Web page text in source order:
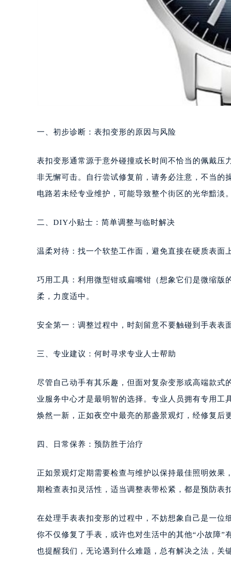
一、初步诊断：表扣变形的原因与风险
表扣变形通常源于意外碰撞或长时间不恰当的佩戴压
非无懈可击。自行尝试修复前，请务必注意，不当的
电路若未经专业维护，可能导致整个街区的光华黯淡。
二、DIY小贴士：简单调整与临时解决
温柔对待：找一个软垫工作面，避免直接在硬质表面
巧用工具：利用微型钳或扁嘴钳（想象它们是微缩版
柔，力度适中。
安全第一：调整过程中，时刻留意不要触碰到手表表
三、专业建议：何时寻求专业人士帮助
尽管自己动手有其乐趣，但面对复杂变形或高端款式
业服务中心才是最明智的选择。专业人员拥有专用工
焕然一新，正如夜空中最亮的那盏景观灯，经修复后
四、日常保养：预防胜于治疗
正如景观灯定期需要检查与维护以保持最佳照明效
期检查表扣灵活性，适当调整表带松紧，都是预防表
在处理手表表扣变形的过程中，不妨想象自己是一位
你不仅修复了手表，或许也对生活中的其他“小故障”
也提醒我们，无论遇到什么难题，总有解决之法，关